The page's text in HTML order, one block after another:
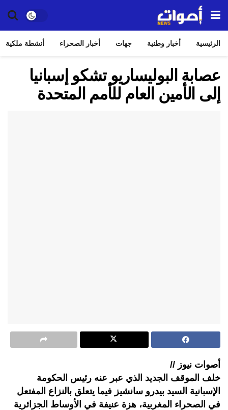
الرئيسية أخبار وطنية جهات أخبار الصحراء أنشطة ملكية
عصابة البوليساريو تشكو إسبانيا
إلى الأمين العام للأمم المتحدة
أصوات نيوز //
خلف الموقف الجديد الذي عبر عنه رئيس الحكومة
الإسبانية السيد بيدرو سانشيز فيما يتعلق بالنزاع المفتعل
في الصحراء المغربية، هزة عنيفة في الأوساط الجزائرية